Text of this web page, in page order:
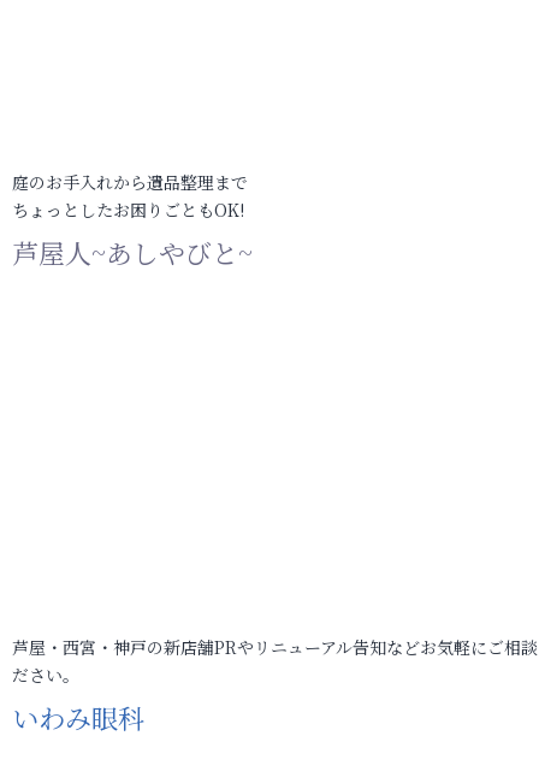
庭のお手入れから遺品整理まで
ちょっとしたお困りごともOK!
芦屋人~あしやびと~
芦屋・西宮・神戸の新店舗PRやリニューアル告知などお気軽にご相
ださい。
いわみ眼科